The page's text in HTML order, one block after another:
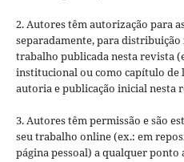
2. Autores têm autorização para
separadamente, para
trabalho publicada nesta revista
institucional ou como capítulo
autoria e publicação inicial nesta
3. Autores têm permissão e são
seu trabalho online (ex.: em
página pessoal) a qualquer ponto